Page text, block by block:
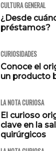
CULTURA GENERAL
¿Desde
préstamos?
CURIOSIDADES
Conoce el
un producto
LA NOTA CURIOSA
El curioso
clave en la
quirúrgicos